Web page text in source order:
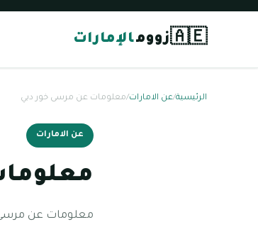
🇦🇪زوومالإمارات
الرئيسية/عن الامارات/معلومات عن مرسى خور دبي
عن الامارات
معلومات عن مرسى